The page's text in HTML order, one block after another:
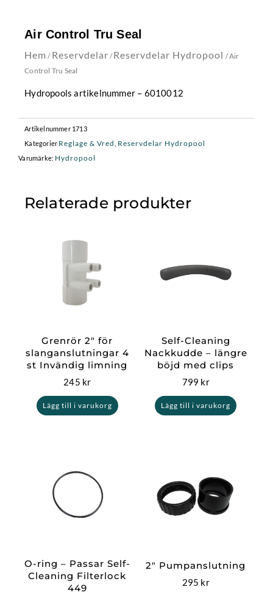
Air Control Tru Seal
Hem / Reservdelar /Reservdelar Hydropool / Air
Control Tru Seal
Hydropools artikelnummer – 6010012
Artikelnummer 1713
Kategorier Reglage & Vred Reservdelar Hydropool
Varumärke: Hydropool
Relaterade produkter
Grenrör 2″ för
slanganslutningar 4
st Invändig limning
245 kr
Lägg till i varukorg
Self-Cleaning
Nackkudde – längre
böjd med clips
799 kr
Lägg till i varukorg
O-ring – Passar Self-
Cleaning Filterlock
449
2″ Pumpanslutning
295 kr